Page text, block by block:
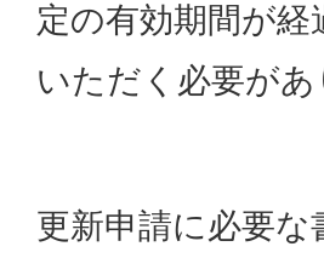
定の有効期間が
いただく必要があ
更新申請に必要